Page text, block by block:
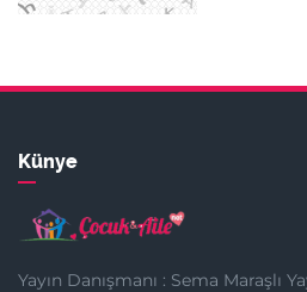
Künye
Yayın Danışmanı : Sema Maraşlı